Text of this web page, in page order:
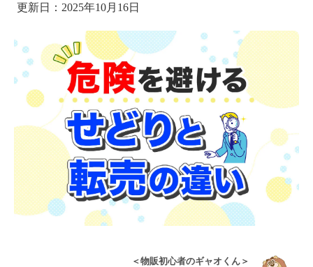
更新日：2025年10月16日
＜物販初心者のギャオくん＞